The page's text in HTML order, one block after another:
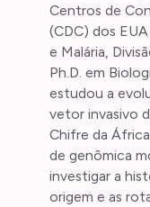
Centros de
(CDC) dos
e Malária,
Ph.D. em
estudou a
vetor invasivo
Chifre da
de genômica
investigar a
origem e as